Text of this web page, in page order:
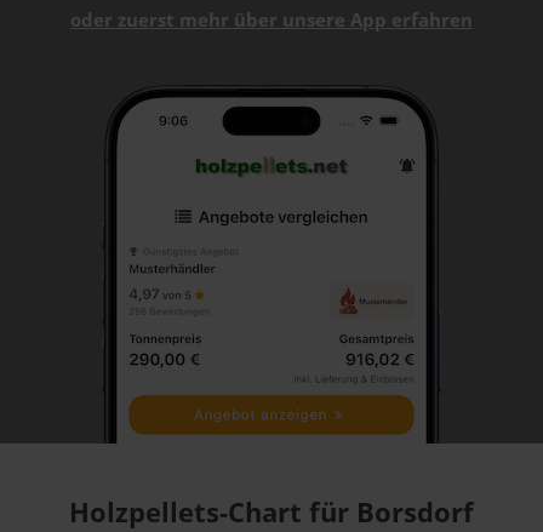
oder zuerst mehr über unsere App erfahren
Holzpellets-Chart für Borsdorf